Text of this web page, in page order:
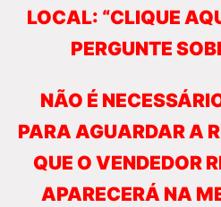
LOCAL: “CLIQUE
PERGUNTE
NÃO É
PARA AGUARDAR A
QUE O VENDEDOR
APARECERÁ NA